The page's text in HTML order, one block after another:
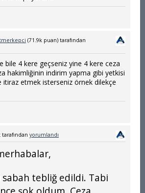
(71.9k puan) tarafından
bile 4 kere geçseniz yine 4 kere ceza
hakimliğinin indirim yapma gibi yetkisi
itiraz etmek isterseniz örnek dilekçe
tarafından yorumlandı
sabah tebliğ edildi. Tabi